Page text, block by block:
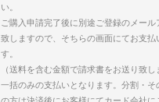
い。
ご購入申請完了後に別途ご登録のメール
致しますので、そちらの画面にてお支払
す。
（送料を含む金額で請求書をお送り致し
一括のみの支払いとなります。分割・